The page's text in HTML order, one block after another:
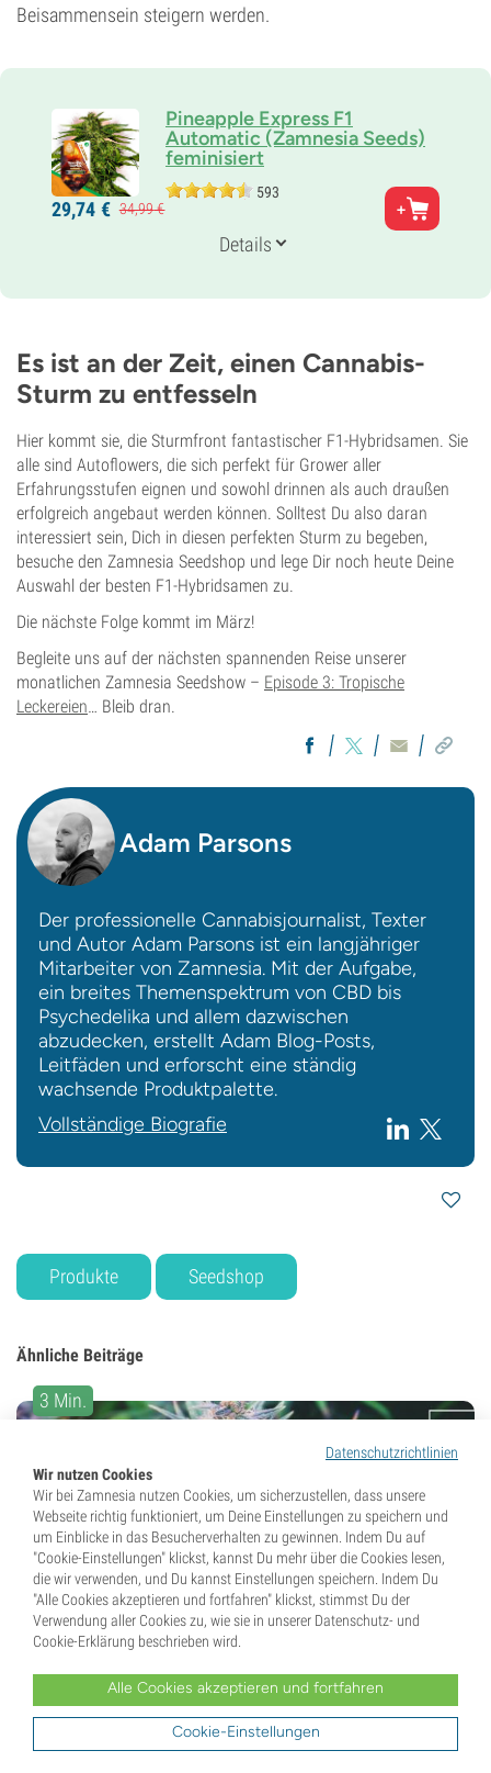
Beisammensein steigern werden.
Pineapple Express F1
Automatic (Zamnesia Seeds)
feminisiert
593
Eltern
Trainwreck x Hawaiian
8-9 wochen von der Saat bis zur Ernte
CBD
Gering
Autoflowering
29,74 € 34,99€
Details
Es ist an der Zeit, einen Cannabis-
Sturm zu entfesseln
Hier kommt sie, die Sturmfront fantastischer F1-Hybridsamen. Sie
alle sind Autoflowers, die sich perfekt für Grower aller
Erfahrungsstufen eignen und sowohl drinnen als auch draußen
erfolgreich angebaut werden können. Solltest Du also daran
interessiert sein, Dich in diesen perfekten Sturm zu begeben,
besuche den Zamnesia Seedshop und lege Dir noch heute Deine
Auswahl der besten F1-Hybridsamen zu.
Die nächste Folge kommt im März!
Begleite uns auf der nächsten spannenden Reise unserer
monatlichen Zamnesia Seedshow – Episode 3: Tropische
Leckereien… Bleib dran.
Adam Parsons
Der professionelle Cannabisjournalist, Texter
und Autor Adam Parsons ist ein langjähriger
Mitarbeiter von Zamnesia. Mit der Aufgabe,
ein breites Themenspektrum von CBD bis
Psychedelika und allem dazwischen
abzudecken, erstellt Adam Blog-Posts,
Leitfäden und erforscht eine ständig
wachsende Produktpalette.
Vollständige Biografie
Produkte Seedshop
Ähnliche Beiträge
3 Min.
5. April 2021
Cannabissorte Do-si-dos
Automatic: Rezension Und
Informationen
Die mit einem glorreichen Stammbaum versehene Do-
Datenschutzrichtlinien
Wir nutzen Cookies
Wir bei Zamnesia nutzen Cookies, um sicherzustellen, dass unsere
Webseite richtig funktioniert, um Deine Einstellungen zu speichern und
um Einblicke in das Besucherverhalten zu gewinnen. Indem Du auf
"Cookie-Einstellungen" klickst, kannst Du mehr über die Cookies lesen,
die wir verwenden, und Du kannst Einstellungen speichern. Indem Du
"Alle Cookies akzeptieren und fortfahren" klickst, stimmst Du der
Verwendung aller Cookies zu, wie sie in unserer Datenschutz- und
Cookie-Erklärung beschrieben wird.
Alle Cookies akzeptieren und fortfahren
Cookie-Einstellungen